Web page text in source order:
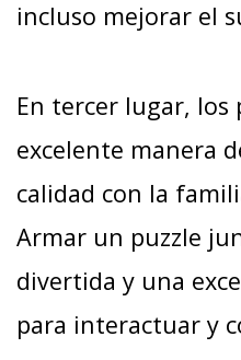
incluso mejorar el
En tercer lugar, los
excelente manera
calidad con la
Armar un puzzle
divertida y una
para interactuar y